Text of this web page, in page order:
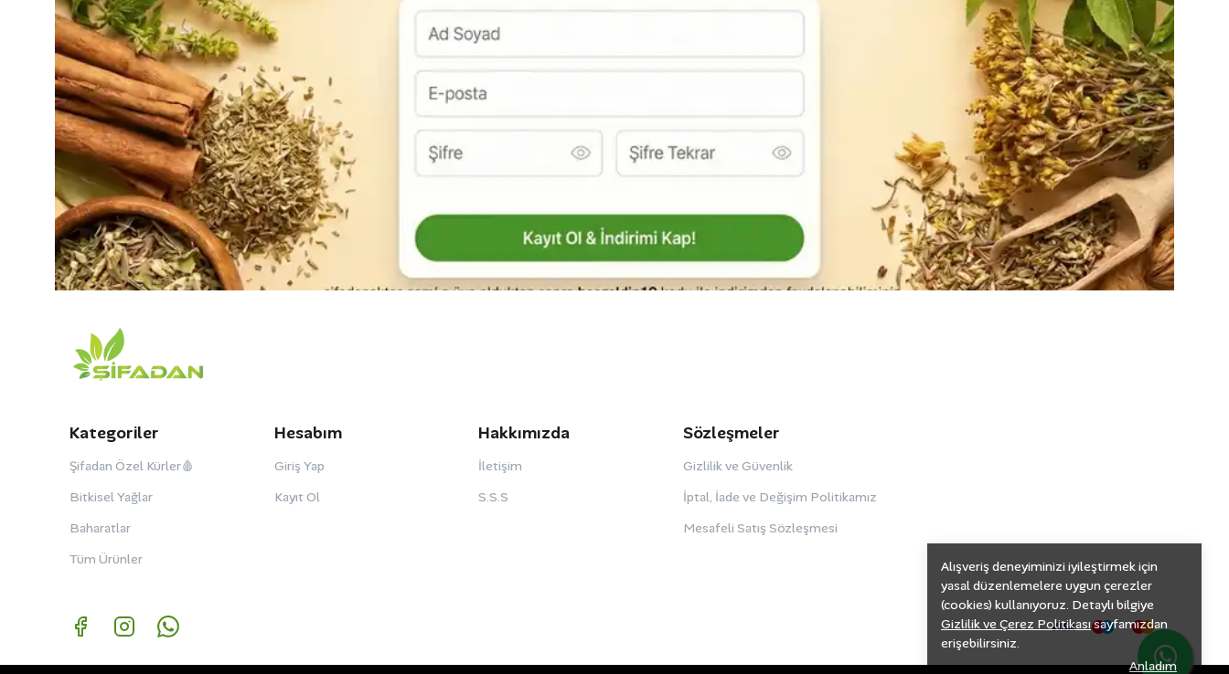
Alışveriş deneyiminizi iyileştirmek için
yasal düzenlemelere uygun çerezler
(cookies) kullanıyoruz. Detaylı bilgiye
Gizlilik ve Çerez Politikasısayfamızdan
erişebilirsiniz.
Anladım
Kategoriler
Şifadan Özel Kürler🩸
Bitkisel Yağlar
Baharatlar
Tüm Ürünler
Hesabım
Giriş Yap
Kayıt Ol
Hakkımızda
İletişim
S.S.S
Sözleşmeler
Gizlilik ve Güvenlik
İptal, İade ve Değişim Politikamız
Mesafeli Satış Sözleşmesi